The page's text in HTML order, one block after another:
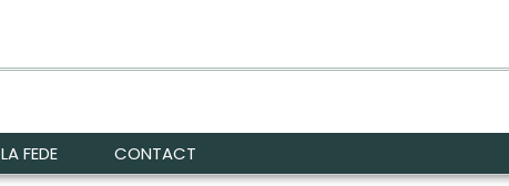
LA FEDE CONTACT